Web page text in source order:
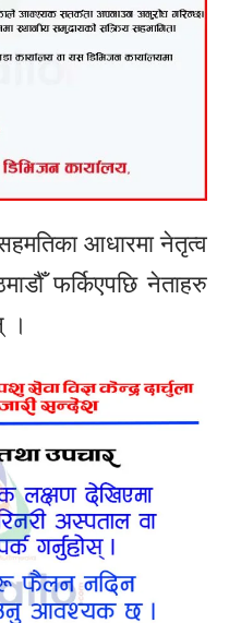
सहमतिका आधारमा नेतृत्व
फर्किएपछि नेताहरु
।